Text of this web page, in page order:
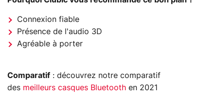
Connexion fiable
Présence de l'audio 3D
Agréable à porter
Comparatif : découvrez notre comparatif
des meilleurs casques Bluetooth en 2021